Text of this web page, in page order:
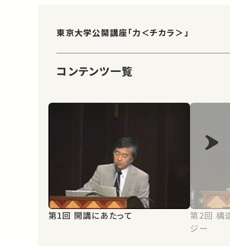
東京大学公開講座「力＜チカラ＞」
コンテンツ一覧
第1回 開講にあたって
第2回 構造力学と政治力学のアナロ
ジー